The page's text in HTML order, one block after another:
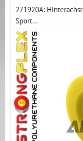
271920A:
Sport...